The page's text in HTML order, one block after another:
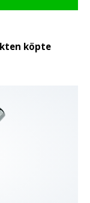
köpte